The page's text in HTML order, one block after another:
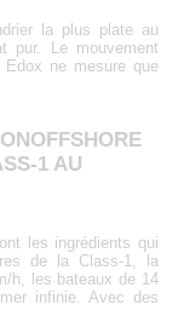
la plus plate au
pur. Le mouvement
Edox ne mesure que
1 AU
les ingrédients qui
de la Class-1, la
h, les bateaux de 14
infinie. Avec des